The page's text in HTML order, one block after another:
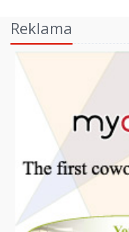
Reklama